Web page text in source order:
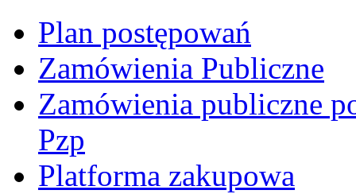
Plan postępowań
Zamówienia Publiczne
Zamówienia publiczne
Pzp
Platforma zakupowa